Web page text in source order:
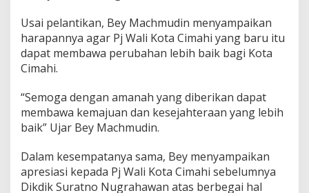
y
S
a
i
J
a
P
e
n
Usai pelantikan, Bey Machmudin menyampaikan
harapannya agar Pj Wali Kota Cimahi yang baru itu
dapat membawa perubahan lebih baik bagi Kota
Cimahi.
“Semoga dengan amanah yang diberikan dapat
membawa kemajuan dan kesejahteraan yang lebih
baik” Ujar Bey Machmudin.
Dalam kesempatanya sama, Bey menyampaikan
apresiasi kepada Pj Wali Kota Cimahi sebelumnya
Dikdik Suratno Nugrahawan atas berbegai hal